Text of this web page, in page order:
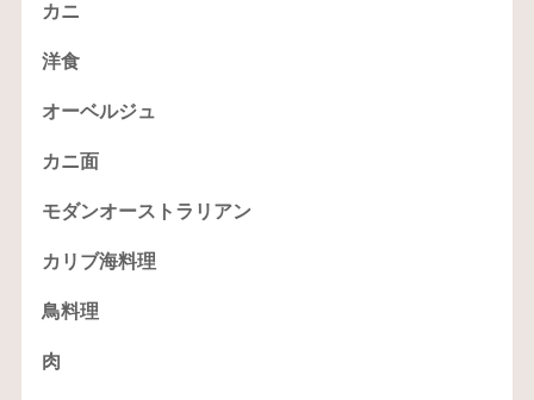
カニ
洋食
オーベルジュ
カニ面
モダンオーストラリアン
カリブ海料理
鳥料理
肉